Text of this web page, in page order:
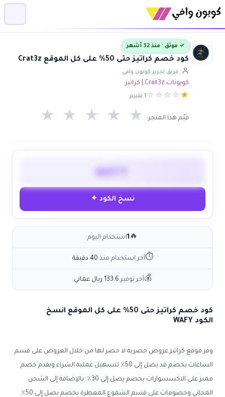
✓ موثق · منذ 32 أشهر
كود خصم كراتيز حتى 50% على كل الموقع Crat3z
فريق تحرير كوبون وافي
كوبونات Crat3z | كراتيز
★
☆
☆
☆
☆ 1 تقييم
قيّم هذا المتجر: ★ ★ ★ ★ ★
WAFY
نسخ الكود ✦
🔥
1استخدام اليوم
⏱آخر استخدام منذ 40 دقيقة
💰آخر توفير 133.6 ريال عماني
كود خصم كراتيز حتى 50% على كل الموقع انسخ
الكود WAFY
وفر موقع كراتيز عروض حصرية لا حصر لها من خلال العروض على قسم
الساعات بخصم قد يصل إلى 50٪ لتسهيل عملية الشراء ويقدم خصم
مميز على الاكسسوارات بخصم يصل إلى 30٪. بالإضافة إلى الشحن
المجاني وخصومات على قسم الشموع المعطرة بخصم يصل إلى 50٪